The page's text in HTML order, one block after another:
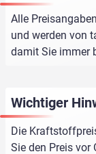
Alle
und werden von
damit Sie immer
Wichtiger
Die
Sie den Preis vor